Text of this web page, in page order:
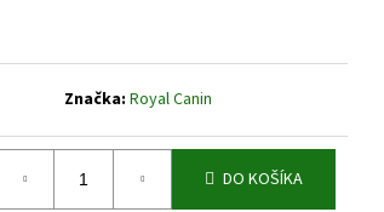
Značka:Royal Canin
DO KOŠÍKA
Nasledujúce